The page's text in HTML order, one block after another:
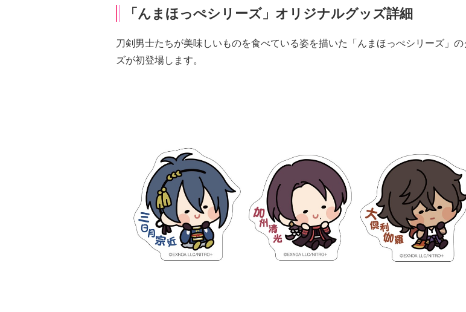
「んまほっぺシリーズ」オリジナルグッズ詳細
刀剣男士たちが美味しいものを食べている姿を描いた「んまほっぺシリーズ」の
ズが初登場します。